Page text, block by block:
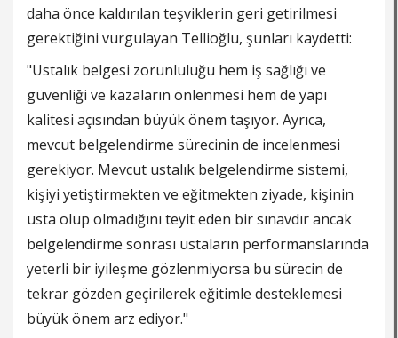
daha önce kaldırılan teşviklerin geri getirilmesi
gerektiğini vurgulayan Tellioğlu, şunları kaydetti:
"Ustalık belgesi zorunluluğu hem iş sağlığı ve
güvenliği ve kazaların önlenmesi hem de yapı
kalitesi açısından büyük önem taşıyor. Ayrıca,
mevcut belgelendirme sürecinin de incelenmesi
gerekiyor. Mevcut ustalık belgelendirme sistemi,
kişiyi yetiştirmekten ve eğitmekten ziyade, kişinin
usta olup olmadığını teyit eden bir sınavdır ancak
belgelendirme sonrası ustaların performanslarında
yeterli bir iyileşme gözlenmiyorsa bu sürecin de
tekrar gözden geçirilerek eğitimle desteklemesi
büyük önem arz ediyor."